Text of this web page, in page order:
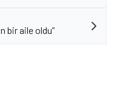
bir aile oldu”